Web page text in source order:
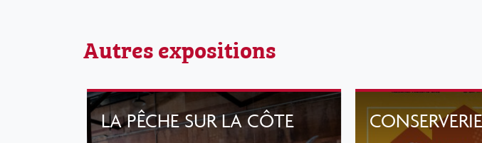
Autres expositions
LA PÊCHE SUR LA CÔTE
CONSERVERIE